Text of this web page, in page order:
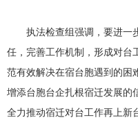
执法检查组强调，要进一
任，完善工作机制，形成对台
范有效解决在宿台胞遇到的困
增添台胞台企扎根宿迁发展的
全力推动宿迁对台工作再上新